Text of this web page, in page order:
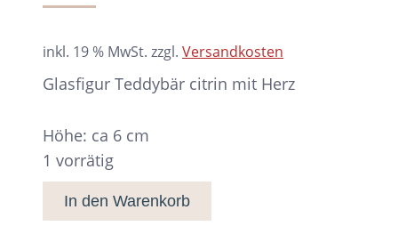
inkl. 19 % MwSt. zzgl. Versandkosten
Glasfigur Teddybär citrin mit Herz
Höhe: ca 6 cm
1 vorrätig
In den Warenkorb